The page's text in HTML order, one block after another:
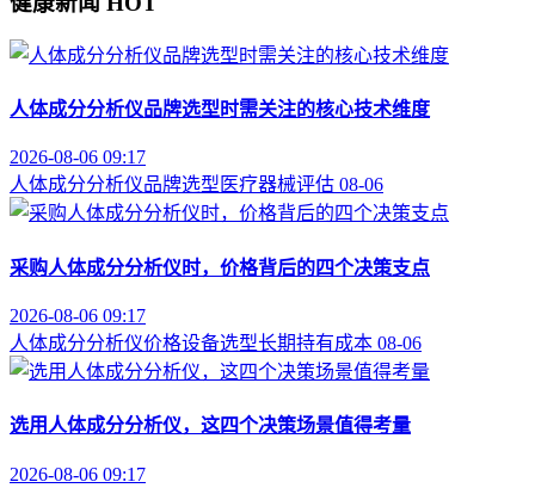
人体成分分析仪品牌选型时需关注的核心技术维度
2026-08-06 09:17
人体成分分析仪品牌选型 医疗器械评估 08-06
采购人体成分分析仪时，价格背后的四个决策支点
2026-08-06 09:17
人体成分分析仪价格设备选型长期持有成本 08-06
选用人体成分分析仪，这四个决策场景值得考量
2026-08-06 09:17